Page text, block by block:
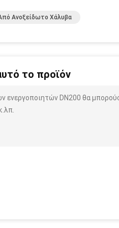
Ανοξείδωτο Χάλυβα
το προϊόν
ενεργοποιητών DN200 θα